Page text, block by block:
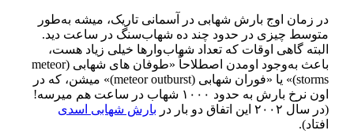
در زمان اوج بارش شهابی در آسمانی تاریک، میشه به‌طور
متوسط چیزی در حدود چند ده شهاب‌سنگ در ساعت دید.
البته گاهی اوقات که تعداد شهاب‌وارها خیلی زیاد هست،
باعث به‌وجود اومدن اصطلاحاً «
طوفان های شهابی (meteor
storms)»
یا «فوران شهابی (meteor outburst )» میشن، که در
اون نرخ بارش به حدود ۱۰۰۰ شهاب در ساعت هم میرسه
!
(در سال ۲۰۰۲ این اتفاق دو بار در
بارش شهابی اسدی
افتاد).